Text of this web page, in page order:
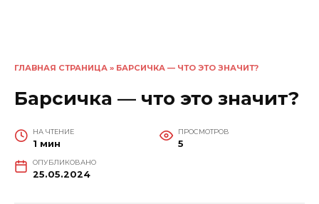
ГЛАВНАЯ СТРАНИЦА » БАРСИЧКА — ЧТО ЭТО ЗНАЧИТ?
Барсичка — что это значит?
НА ЧТЕНИЕ
1 мин
ПРОСМОТРОВ
5
ОПУБЛИКОВАНО
25.05.2024